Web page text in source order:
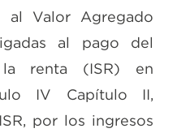
al Valor Agregado
al pago del
renta (ISR) en
IV Capítulo II,
por los ingresos